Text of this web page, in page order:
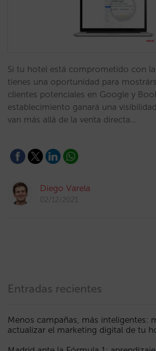
Si tu hotel está comprometido con
tienes una oportunidad para
clientes potenciales en Google y
establecimiento ganará una
van más allá de la venta directa…
Diego Varela
02/12/2021
Entradas recientes
Menos campañas, más inteligentes:
actualizar el marketing digital de tu